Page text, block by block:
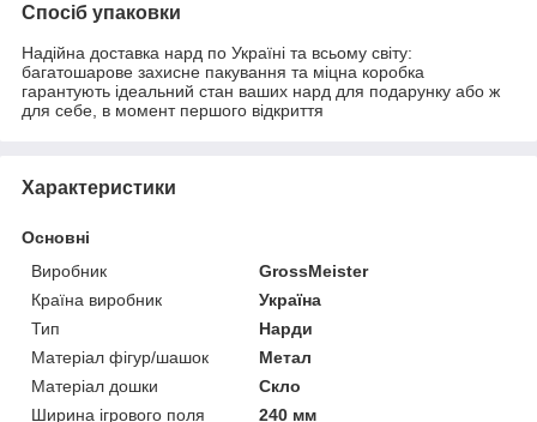
Спосіб упаковки
Надійна доставка нард по Україні та всьому світу:
багатошарове захисне пакування та міцна коробка
гарантують ідеальний стан ваших нард для подарунку або ж
для себе, в момент першого відкриття
Характеристики
Основні
Виробник
GrossMeister
Країна виробник
Україна
Тип
Нарди
Матеріал фігур/шашок
Метал
Матеріал дошки
Скло
Ширина ігрового поля
240 мм